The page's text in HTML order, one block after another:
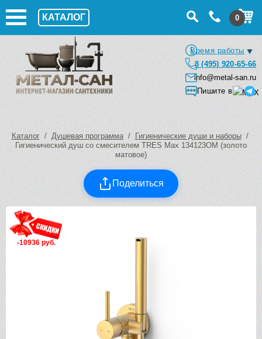
КАТАЛОГ 0
Время работы
8 (495) 920-65-66
info@metal-san.ru
Пишите в
Каталог/ Душевая программа/ Гигиенические души и наборы/
Гигиенический душ со смесителем TRES Max 134123OM (золото
матовое)
Поделиться
-10936 руб.